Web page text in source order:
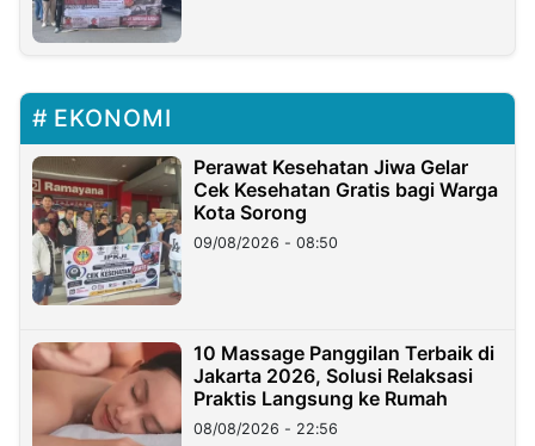
EKONOMI
Perawat Kesehatan Jiwa Gelar
Cek Kesehatan Gratis bagi Warga
Kota Sorong
09/08/2026 - 08:50
10 Massage Panggilan Terbaik di
Jakarta 2026, Solusi Relaksasi
Praktis Langsung ke Rumah
08/08/2026 - 22:56